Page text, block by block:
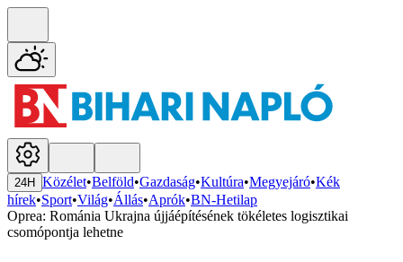
24H Közélet•Belföld•Gazdaság•Kultúra•Megyejáró•Kék
hírek•Sport•Világ•Állás•Aprók•BN-Hetilap
Oprea: Románia Ukrajna újjáépítésének tökéletes logisztikai
csomópontja lehetne